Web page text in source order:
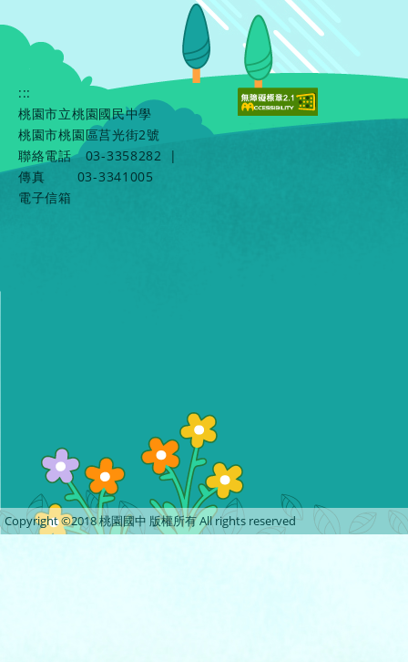
:::
桃園市立桃園國民中學
桃園市桃園區莒光街2號
聯絡電話
03-3358282
|
傳真
03-3341005
電子信箱
Copyright ©2018 桃園國中 版權所有 All rights reserved